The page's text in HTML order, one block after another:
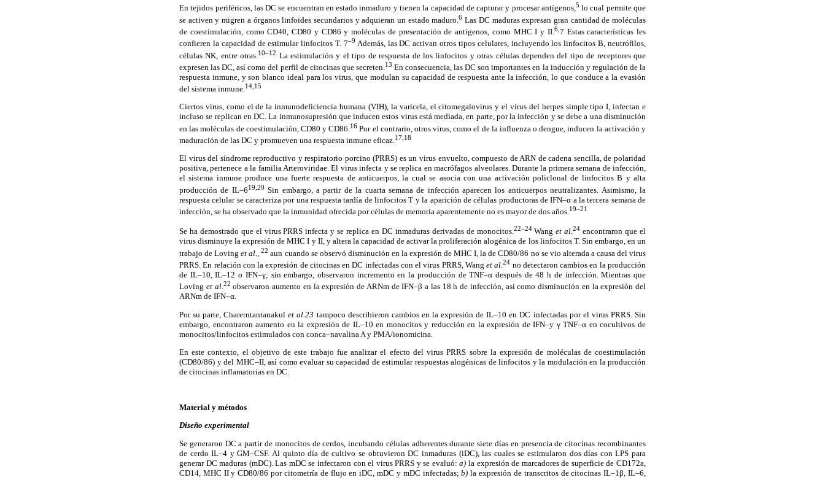
En tejidos periféricos, las DC se encuentran en estado inmaduro y tienen la capacidad de capturar y procesar antígenos,5 lo cual permite que
se activen y migren a órganos linfoides secundarios y adquieran un estado maduro.6 Las DC maduras expresan gran cantidad de moléculas
de coestimulación, como CD40, CD80 y CD86 y moléculas de presentación de antígenos, como MHC I y II. 6, 7 Estas características les
confieren la capacidad de estimular linfocitos T. 7–9 Además, las DC activan otros tipos celulares, incluyendo los linfocitos B, neutrófilos,
células NK, entre otras. 10–12 La estimulación y el tipo de respuesta de los linfocitos y otras células dependen del tipo de receptores que
expresen las DC, así como del perfil de citocinas que secreten. 13 En consecuencia, las DC son importantes en la inducción y regulación de la
respuesta inmune, y son blanco ideal para los virus, que modulan su capacidad de respuesta ante la infección, lo que conduce a la evasión
del sistema inmune.14,15
Ciertos virus, como el de la inmunodeficiencia humana (VIH), la varicela, el citomegalovirus y el virus del herpes simple tipo I, infectan e
incluso se replican en DC. La inmunosupresión que inducen estos virus está mediada, en parte, por la infección y se debe a una disminución
en las moléculas de coestimulación, CD80 y CD86. 16 Por el contrario, otros virus, como el de la influenza o dengue, inducen la activación y
maduración de las DC y promueven una respuesta inmune eficaz.17, 18
El virus del síndrome reproductivo y respiratorio porcino (PRRS) es un virus envuelto, compuesto de ARN de cadena sencilla, de polaridad
positiva, pertenece a la familia Arteroviridae. El virus infecta y se replica en macrófagos alveolares. Durante la primera semana de infección,
el sistema inmune produce una fuerte respuesta de anticuerpos, la cual se asocia con una activación policlonal de linfocitos B y alta
producción de IL–619,20 Sin embargo, a partir de la cuarta semana de infección aparecen los anticuerpos neutralizantes. Asimismo, la
respuesta celular se caracteriza por una respuesta tardía de linfocitos T y la aparición de células productoras de IFN–α a la tercera semana de
infección, se ha observado que la inmunidad ofrecida por células de memoria aparentemente no es mayor de dos años. 19–21
Se ha demostrado que el virus PRRS infecta y se replica en DC inmaduras derivadas de monocitos.22–24Wanget al.24 encontraron que el
virus disminuye la expresión de MHC I y II, y altera la capacidad de activar la proliferación alogénica de los linfocitos T. Sin embargo, en un
trabajo de Lovinget al.,22 aun cuando se observó disminución en la expresión de MHC I, la de CD80/86 no se vio alterada a causa del virus
PRRS. En relación con la expresión de citocinas en DC infectadas con el virus PRRS, Wanget al.24 no detectaron cambios en la producción
de IL–10, IL–12 o IFN–γ; sin embargo, observaron incremento en la producción de TNF–α después de 48 h de infección. Mientras que
Loving et al.22 observaron aumento en la expresión de ARNm de IFN–β a las 18 h de infección, así como disminución en la expresión del
ARNm de IFN–α.
Por su parte, Charerntantanakulet al.23 tampoco describieron cambios en la expresión de IL–10 en DC infectadas por el virus PRRS. Sin
embargo, encontraron aumento en la expresión de IL–10 en monocitos y reducción en la expresión de IFN–y γ TNF–α en cocultivos de
monocitos/linfocitos estimulados con conca–navalina A y PMA/ionomicina.
En este contexto, el objetivo de este trabajo fue analizar el efecto del virus PRRS sobre la expresión de moléculas de coestimulación
(CD80/86) y del MHC–II, así como evaluar su capacidad de estimular respuestas alogénicas de linfocitos y la modulación en la producción
de citocinas inflamatorias en DC.
Material y métodos
Diseño experimental
Se generaron DC a partir de monocitos de cerdos, incubando células adherentes durante siete días en presencia de citocinas recombinantes
de cerdo IL–4 y GM–CSF. Al quinto día de cultivo se obtuvieron DC inmaduras (iDC), las cuales se estimularon dos días con LPS para
generar DC maduras (mDC). Las mDC se infectaron con el virus PRRS y se evaluó:a)la expresión de marcadores de superficie de CD172a,
CD14, MHC II y CD80/86 por citometría de flujo en iDC, mDC y mDC infectadas;b)la expresión de transcritos de citocinas IL–1β, IL–6,